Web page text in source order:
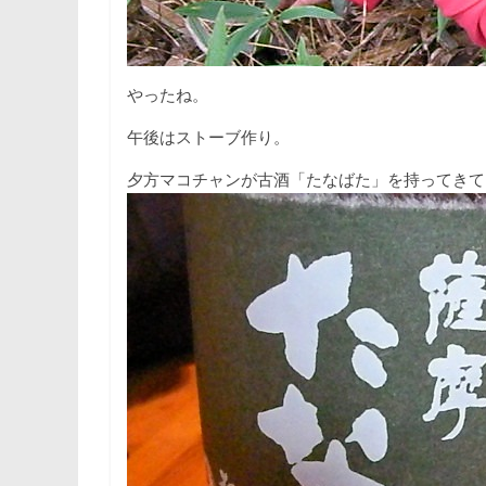
やったね。
午後はストーブ作り。
夕方マコチャンが古酒「たなばた」を持ってき